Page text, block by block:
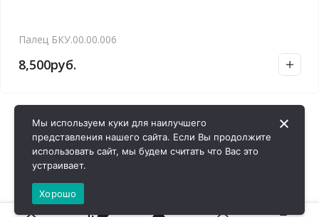
Палец БКУ.00.00.006
8,500руб.
Мы используем куки для наилучшего
представления нашего сайта. Если Вы продолжите
использовать сайт, мы будем считать что Вас это
устраивает.
Хорошо